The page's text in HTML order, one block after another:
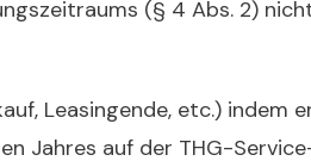
(§ 4 Abs. 2)
Leasingende, etc.) indem
Jahres auf der THG-Ser